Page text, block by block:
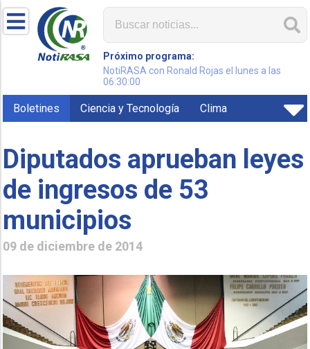
Próximo programa:
NotiRASA con Ronald Rojas el lunes a las
06:30:00
Boletines Ciencia y Tecnología Clima
Diputados aprueban leyes
de ingresos de 53
municipios
09 de diciembre de 2014